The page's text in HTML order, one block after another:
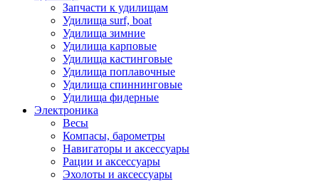
Запчасти к удилищам
Удилища surf, boat
Удилища зимние
Удилища карповые
Удилища кастинговые
Удилища поплавочные
Удилища спиннинговые
Удилища фидерные
Электроника
Весы
Компасы, барометры
Навигаторы и аксессуары
Рации и аксессуары
Эхолоты и аксессуары